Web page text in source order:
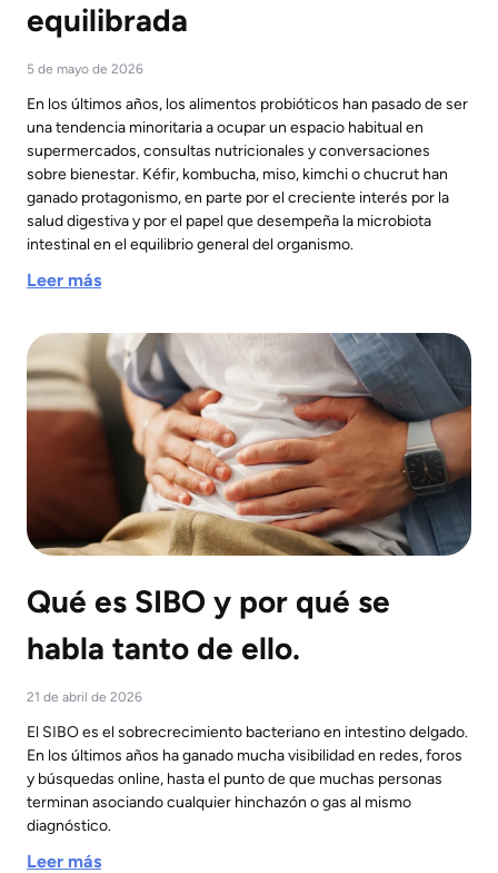
equilibrada
5 de mayo de 2026
En los últimos años, los alimentos probióticos han pasado de ser
una tendencia minoritaria a ocupar un espacio habitual en
supermercados, consultas nutricionales y conversaciones
sobre bienestar. Kéfir, kombucha, miso, kimchi o chucrut han
ganado protagonismo, en parte por el creciente interés por la
salud digestiva y por el papel que desempeña la microbiota
intestinal en el equilibrio general del organismo.
Leer más
Qué es SIBO y por qué se
habla tanto de ello.
21 de abril de 2026
El SIBO es el sobrecrecimiento bacteriano en intestino delgado.
En los últimos años ha ganado mucha visibilidad en redes, foros
y búsquedas online, hasta el punto de que muchas personas
terminan asociando cualquier hinchazón o gas al mismo
diagnóstico.
Leer más